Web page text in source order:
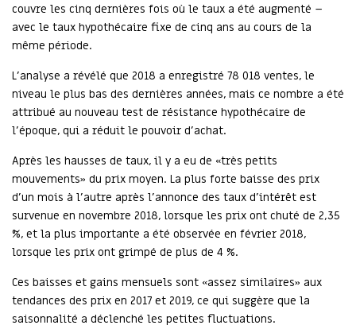
couvre les cinq dernières fois où le taux a été augmenté –
avec le taux hypothécaire fixe de cinq ans au cours de la
même période.
L'analyse a révélé que 2018 a enregistré 78 018 ventes, le
niveau le plus bas des dernières années, mais ce nombre a été
attribué au nouveau test de résistance hypothécaire de
l'époque, qui a réduit le pouvoir d'achat.
Après les hausses de taux, il y a eu de «très petits
mouvements» du prix moyen. La plus forte baisse des prix
d'un mois à l'autre après l'annonce des taux d'intérêt est
survenue en novembre 2018, lorsque les prix ont chuté de 2,35
%, et la plus importante a été observée en février 2018,
lorsque les prix ont grimpé de plus de 4 %.
Ces baisses et gains mensuels sont «assez similaires» aux
tendances des prix en 2017 et 2019, ce qui suggère que la
saisonnalité a déclenché les petites fluctuations.